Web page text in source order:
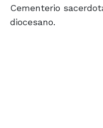
Cementerio
diocesano.